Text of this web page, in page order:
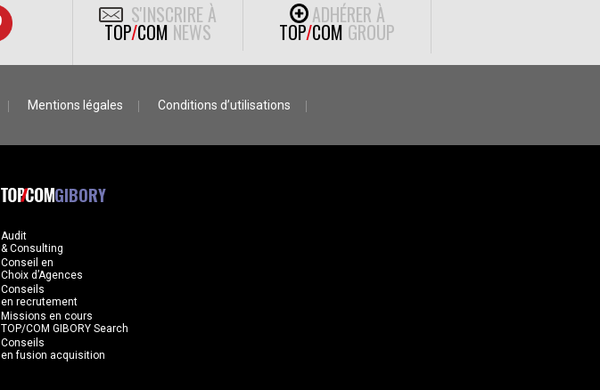
S'INSCRIRE À
TOP/COM NEWS
ADHÉRER À
TOP/COM GROUP
Mentions légales Conditions d’utilisations
GIBORY
Audit
& Consulting
Conseil en
Choix d’Agences
Conseils
en recrutement
Missions en cours
TOP/COM GIBORY Search
Conseils
en fusion acquisition